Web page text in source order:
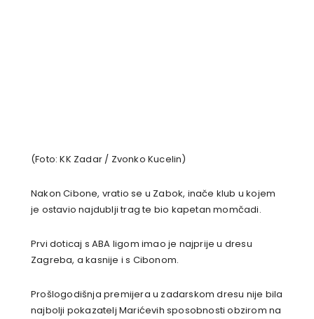
(Foto: KK Zadar / Zvonko Kucelin)
Nakon Cibone, vratio se u Zabok, inače klub u kojem
je ostavio najdublji trag te bio kapetan momčadi.
Prvi doticaj s ABA ligom imao je najprije u dresu
Zagreba, a kasnije i s Cibonom.
Prošlogodišnja premijera u zadarskom dresu nije bila
najbolji pokazatelj Marićevih sposobnosti obzirom na